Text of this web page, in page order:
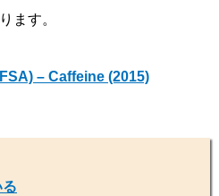
ます。
– Caffeine (2015)